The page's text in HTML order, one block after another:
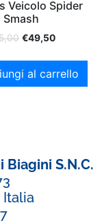
Veicolo Spider
Smash
€49,50
al carrello
Biagini S.N.C.
Italia